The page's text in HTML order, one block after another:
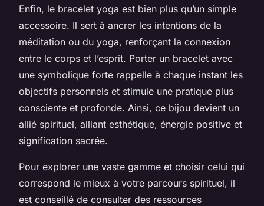
Enfin, le bracelet yoga est bien plus qu’un simple
accessoire. Il sert à ancrer les intentions de la
méditation ou du yoga, renforçant la connexion
entre le corps et l’esprit. Porter un bracelet avec
une symbolique forte rappelle à chaque instant les
objectifs personnels et stimule une pratique plus
consciente et profonde. Ainsi, ce bijou devient un
allié spirituel, alliant esthétique, énergie positive et
signification sacrée.
Pour explorer une vaste gamme et choisir celui qui
correspond le mieux à votre parcours spirituel, il
est conseillé de consulter des ressources